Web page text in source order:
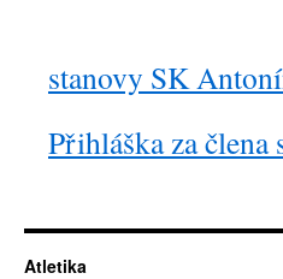
stanovy SK
Přihláška za
Atletika